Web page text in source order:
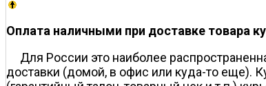
Оплата наличными при доставке товара
Для России это наиболее
доставки (домой, в офис или куда-то еще).